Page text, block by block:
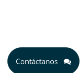
Contáctanos